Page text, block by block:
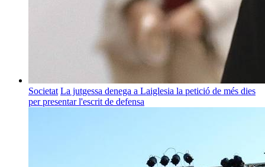
Societat La jutgessa denega a Laiglesia la petició de més dies
per presentar l'escrit de defensa